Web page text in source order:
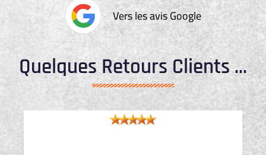
Vers les avis Google
Quelques Retours Clients ...